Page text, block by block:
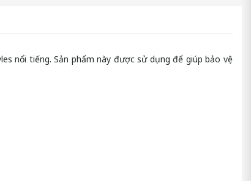
nổi tiếng. Sản phẩm này được sử dụng để giúp bảo vệ